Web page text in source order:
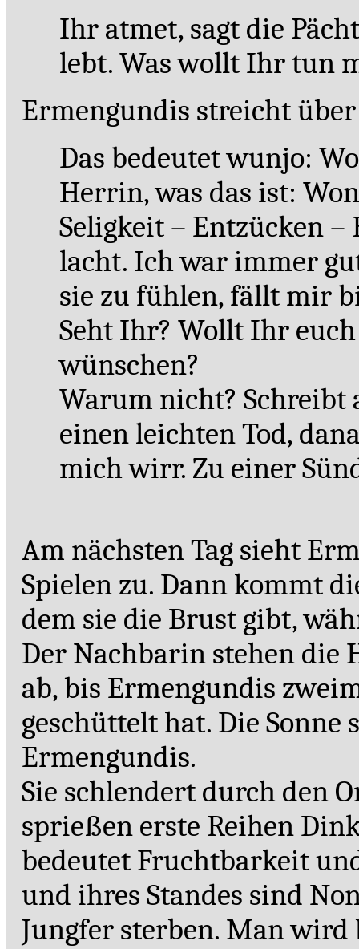
Ihr atmet, sagt die
lebt. Was wollt Ihr tun
Ermengundis streicht über
Das bedeutet wunjo:
Herrin, was das ist:
Seligkeit – Entzücken –
lacht. Ich war immer
sie zu fühlen, fällt mir
Seht Ihr? Wollt Ihr
wünschen?
Warum nicht? Schreibt
einen leichten Tod,
mich wirr. Zu einer
Am nächsten Tag sieht
Spielen zu. Dann kommt
dem sie die Brust gibt,
Der Nachbarin stehen die
ab, bis Ermengundis
geschüttelt hat. Die Sonne
Ermengundis.
Sie schlendert durch den
sprießen erste Reihen
bedeutet Fruchtbarkeit
und ihres Standes sind
Jungfer sterben. Man